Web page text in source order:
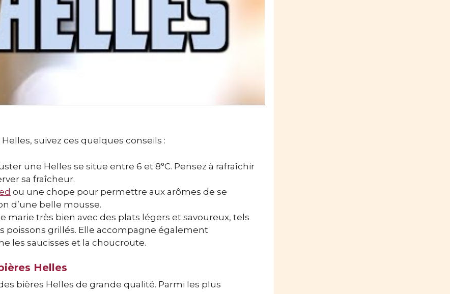
suivez ces quelques conseils :
une Helles se situe entre 6 et 8°C. Pensez à rafraîchir
sa fraîcheur.
ou une chope pour permettre aux arômes de se
d’une belle mousse.
marie très bien avec des plats légers et savoureux, tels
poissons grillés. Elle accompagne également
les saucisses et la choucroute.
Helles
bières Helles de grande qualité. Parmi les plus